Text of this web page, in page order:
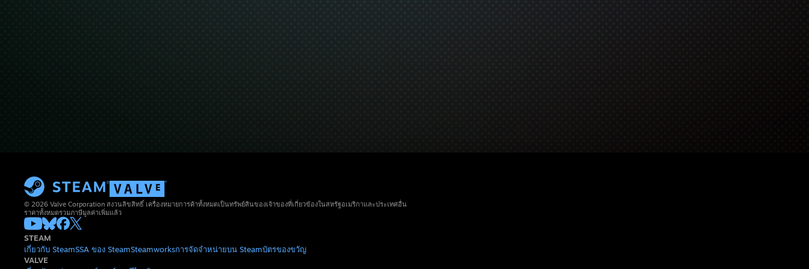
© 2026 Valve Corporation สงวนลิขสิทธิ์ เครื่องหมายการค้าทั้งหมดเป็นทรัพย์สินของเจ้าของที่เกี่ยวข้องในสหรัฐอเมริกาและประเทศอื่น
ราคาทั้งหมดรวมภาษีมูลค่าเพิ่มแล้ว
STEAM
เกี่ยวกับ SteamSSA ของ SteamSteamworksการจัดจำหน่ายบน Steamบัตรของขวัญ
VALVE